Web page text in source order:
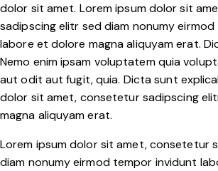
dolor sit amet. Lorem ipsum dolor sit
sadipscing elitr sed diam nonumy
labore et dolore magna aliquyam erat.
Nemo enim ipsam voluptatem quia
aut odit aut fugit, quia. Dicta sunt
dolor sit amet, consetetur sadipscing
magna aliquyam erat.
Lorem ipsum dolor sit amet, consetetur
diam nonumy eirmod tempor invidunt